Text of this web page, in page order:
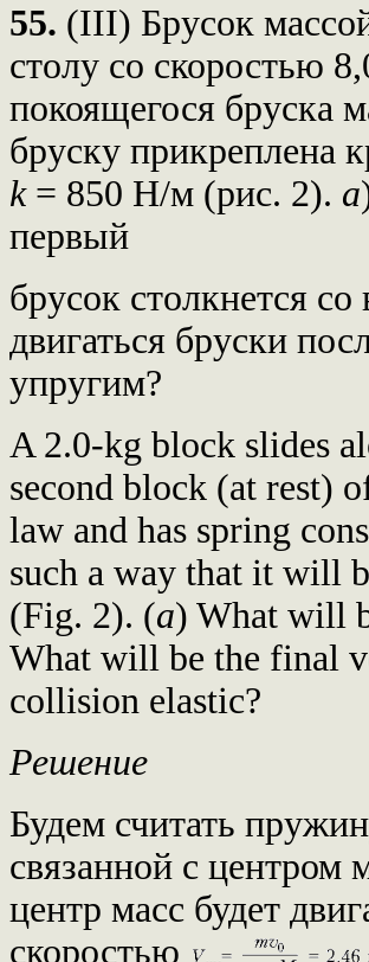
55. (III) Брусок
столу со скоростью
покоящегося бруска
бруску прикреплена
k= 850 Н/м (рис. 2). а
первый
брусок столкнется
двигаться бруски
упругим?
A 2.0-kg block slides
second block (at rest)
law and has spring
such a way that it will
(Fig. 2). (a) What will
What will be the final
collision elastic?
Решение
Будем считать
связанной с центром
центр масс будет
скоростью